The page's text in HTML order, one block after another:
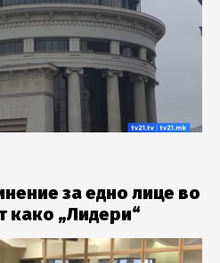
за едно лице во
како „Лидери“